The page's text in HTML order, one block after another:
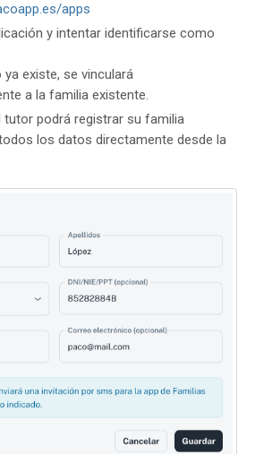
apps
y intentar identificarse como
ya existe, se vinculará
a la familia existente.
tutor podrá registrar su familia
los datos directamente desde la